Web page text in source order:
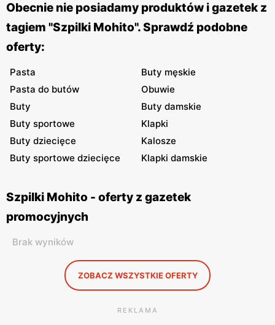
Obecnie nie posiadamy produktów i gazetek z
tagiem "Szpilki Mohito". Sprawdź podobne
oferty:
Pasta
Buty męskie
Pasta do butów
Obuwie
Buty
Buty damskie
Buty sportowe
Klapki
Buty dziecięce
Kalosze
Buty sportowe dziecięce
Klapki damskie
Szpilki Mohito - oferty z gazetek
promocyjnych
Brak wyników
ZOBACZ WSZYSTKIE OFERTY
REKLAMA